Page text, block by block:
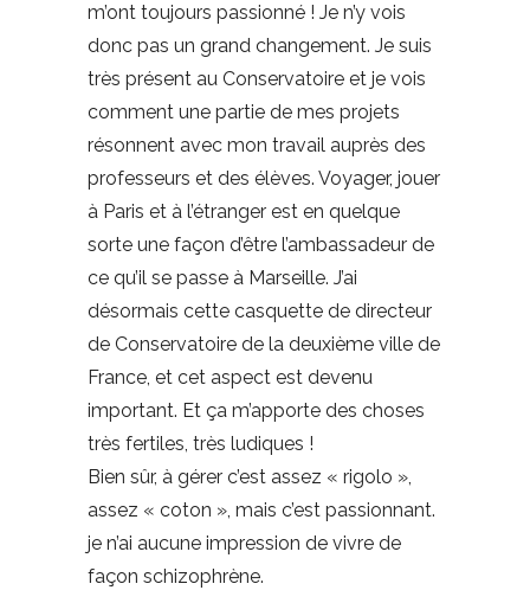
m’ont toujours passionné ! Je n’y vois
donc pas un grand changement. Je suis
très présent au Conservatoire et je vois
comment une partie de mes projets
résonnent avec mon travail auprès des
professeurs et des élèves. Voyager, jouer
à Paris et à l’étranger est en quelque
sorte une façon d’être l’ambassadeur de
ce qu’il se passe à Marseille. J’ai
désormais cette casquette de directeur
de Conservatoire de la deuxième ville de
France, et cet aspect est devenu
important. Et ça m’apporte des choses
très fertiles, très ludiques !
Bien sûr, à gérer c’est assez « rigolo »,
assez « coton », mais c’est passionnant.
je n’ai aucune impression de vivre de
façon schizophrène.